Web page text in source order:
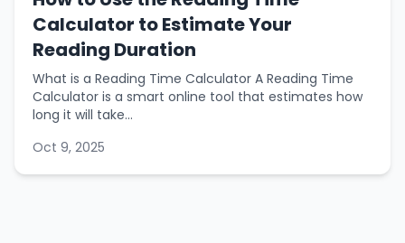
Calculator to Estimate Your
Reading Duration
What is a Reading Time Calculator A Reading Time
Calculator is a smart online tool that estimates how
long it will take...
Oct 9, 2025